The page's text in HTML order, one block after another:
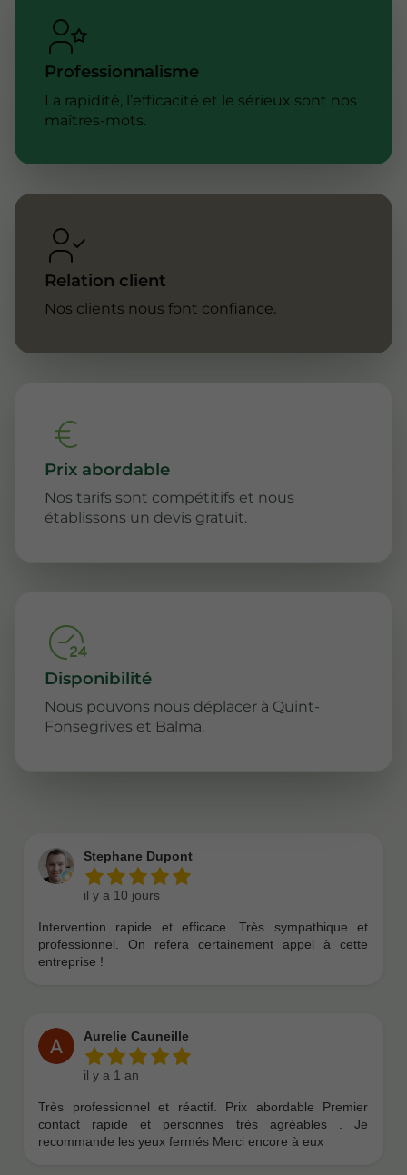
Professionnalisme
La rapidité, l’efficacité et le sérieux sont nos
maîtres-mots.
Relation client
Nos clients nous font confiance.
Prix abordable
Nos tarifs sont compétitifs et nous
établissons un devis gratuit.
Disponibilité
Nous pouvons nous déplacer à Quint-
Fonsegrives et Balma.